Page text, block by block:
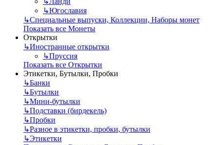
↳Югославия
↳Специальные выпуски, Коллекции, Наборы монет
Показать все Монеты
Открытки
↳Иностранные открытки
↳Пруссия
Показать все Открытки
Этикетки, Бутылки, Пробки
↳Банки
↳Бутылки
↳Мини-бутылки
↳Подставки (бирдекель)
↳Пробки
↳Разное в этикетки, пробки, бутылки
↳Этикетки